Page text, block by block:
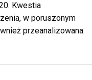
Kwestia
w poruszonym
przeanalizowana.